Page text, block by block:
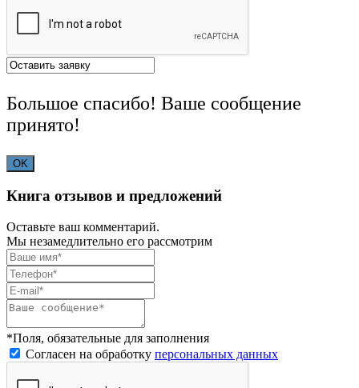
Большое спасибо! Ваше сообщение
принято!
OK
Книга отзывов и предложений
Оставьте ваш комментарий.
Мы незамедлительно его рассмотрим
*Поля, обязательные для заполнения
Согласен на обработку персональных данных